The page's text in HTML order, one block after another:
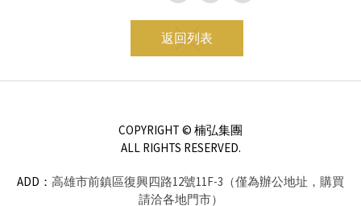
返回列表
COPYRIGHT © 楠弘集團
ALL RIGHTS RESERVED.
ADD： 高雄市前鎮區復興四路12號11F-3（僅為辦公地址，購買
請洽各地門市）